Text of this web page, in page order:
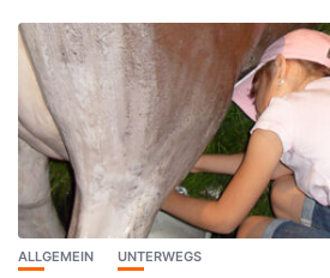
ALLGEMEIN UNTERWEGS